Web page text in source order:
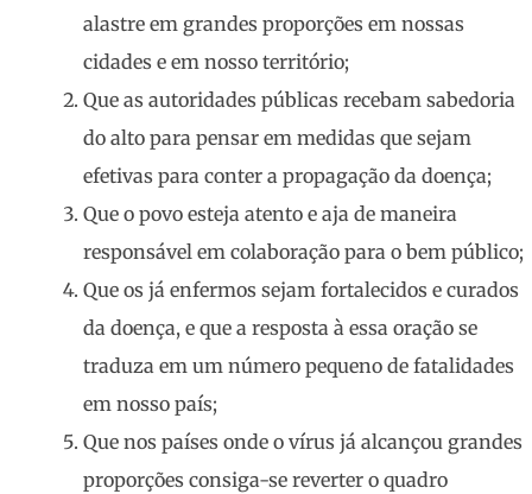
alastre em grandes proporções em nossas
cidades e em nosso território;
Que as autoridades públicas recebam sabedoria
do alto para pensar em medidas que sejam
efetivas para conter a propagação da doença;
Que o povo esteja atento e aja de maneira
responsável em colaboração para o bem público;
Que os já enfermos sejam fortalecidos e curados
da doença, e que a resposta à essa oração se
traduza em um número pequeno de fatalidades
em nosso país;
Que nos países onde o vírus já alcançou grandes
proporções consiga-se reverter o quadro